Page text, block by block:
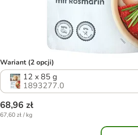
Wariant (2 opcji)
12 x 85 g
1893277.0
68,96 zł
67,60 zł / kg